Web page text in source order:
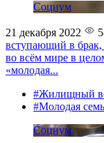
Социум
21 декабря 2022
вступающий в брак,
во всём мире в
«молодая...
#Жилищный
#Молодая
Социум